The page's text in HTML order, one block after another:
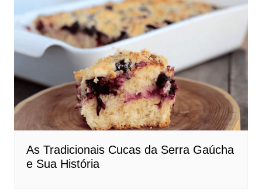
As Tradicionais Cucas da Serra Gaúcha
e Sua História